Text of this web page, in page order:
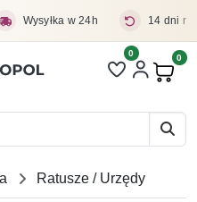
Wysyłka w 24h 14 dni
Liczba pozycji
0 0
Ratusze / Urzędy